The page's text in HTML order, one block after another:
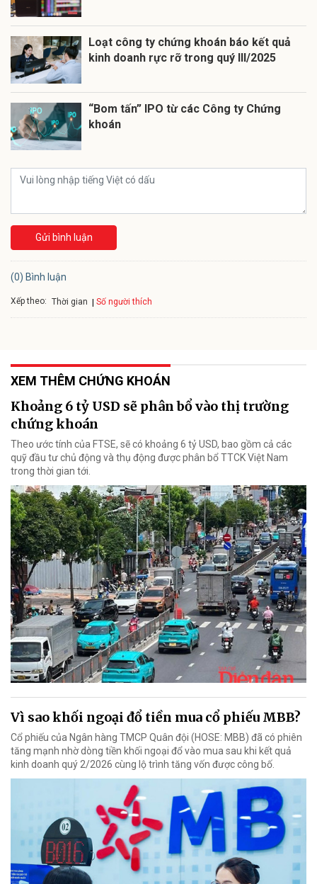
Loạt công ty chứng khoán báo kết quả
kinh doanh rực rỡ trong quý III/2025
“Bom tấn” IPO từ các Công ty Chứng
khoán
Gửi bình luận
(0) Bình luận
Xếp theo: Thời gian Số người thích
XEM THÊM CHỨNG KHOÁN
Khoảng 6 tỷ USD sẽ phân bổ vào thị trường
chứng khoán
Theo ước tính của FTSE, sẽ có khoảng 6 tỷ USD, bao gồm cả các
quỹ đầu tư chủ động và thụ động được phân bổ TTCK Việt Nam
trong thời gian tới.
Vì sao khối ngoại đổ tiền mua cổ phiếu MBB?
Cổ phiếu của Ngân hàng TMCP Quân đội (HOSE: MBB) đã có phiên
tăng mạnh nhờ dòng tiền khối ngoại đổ vào mua sau khi kết quả
kinh doanh quý 2/2026 cùng lộ trình tăng vốn được công bố.